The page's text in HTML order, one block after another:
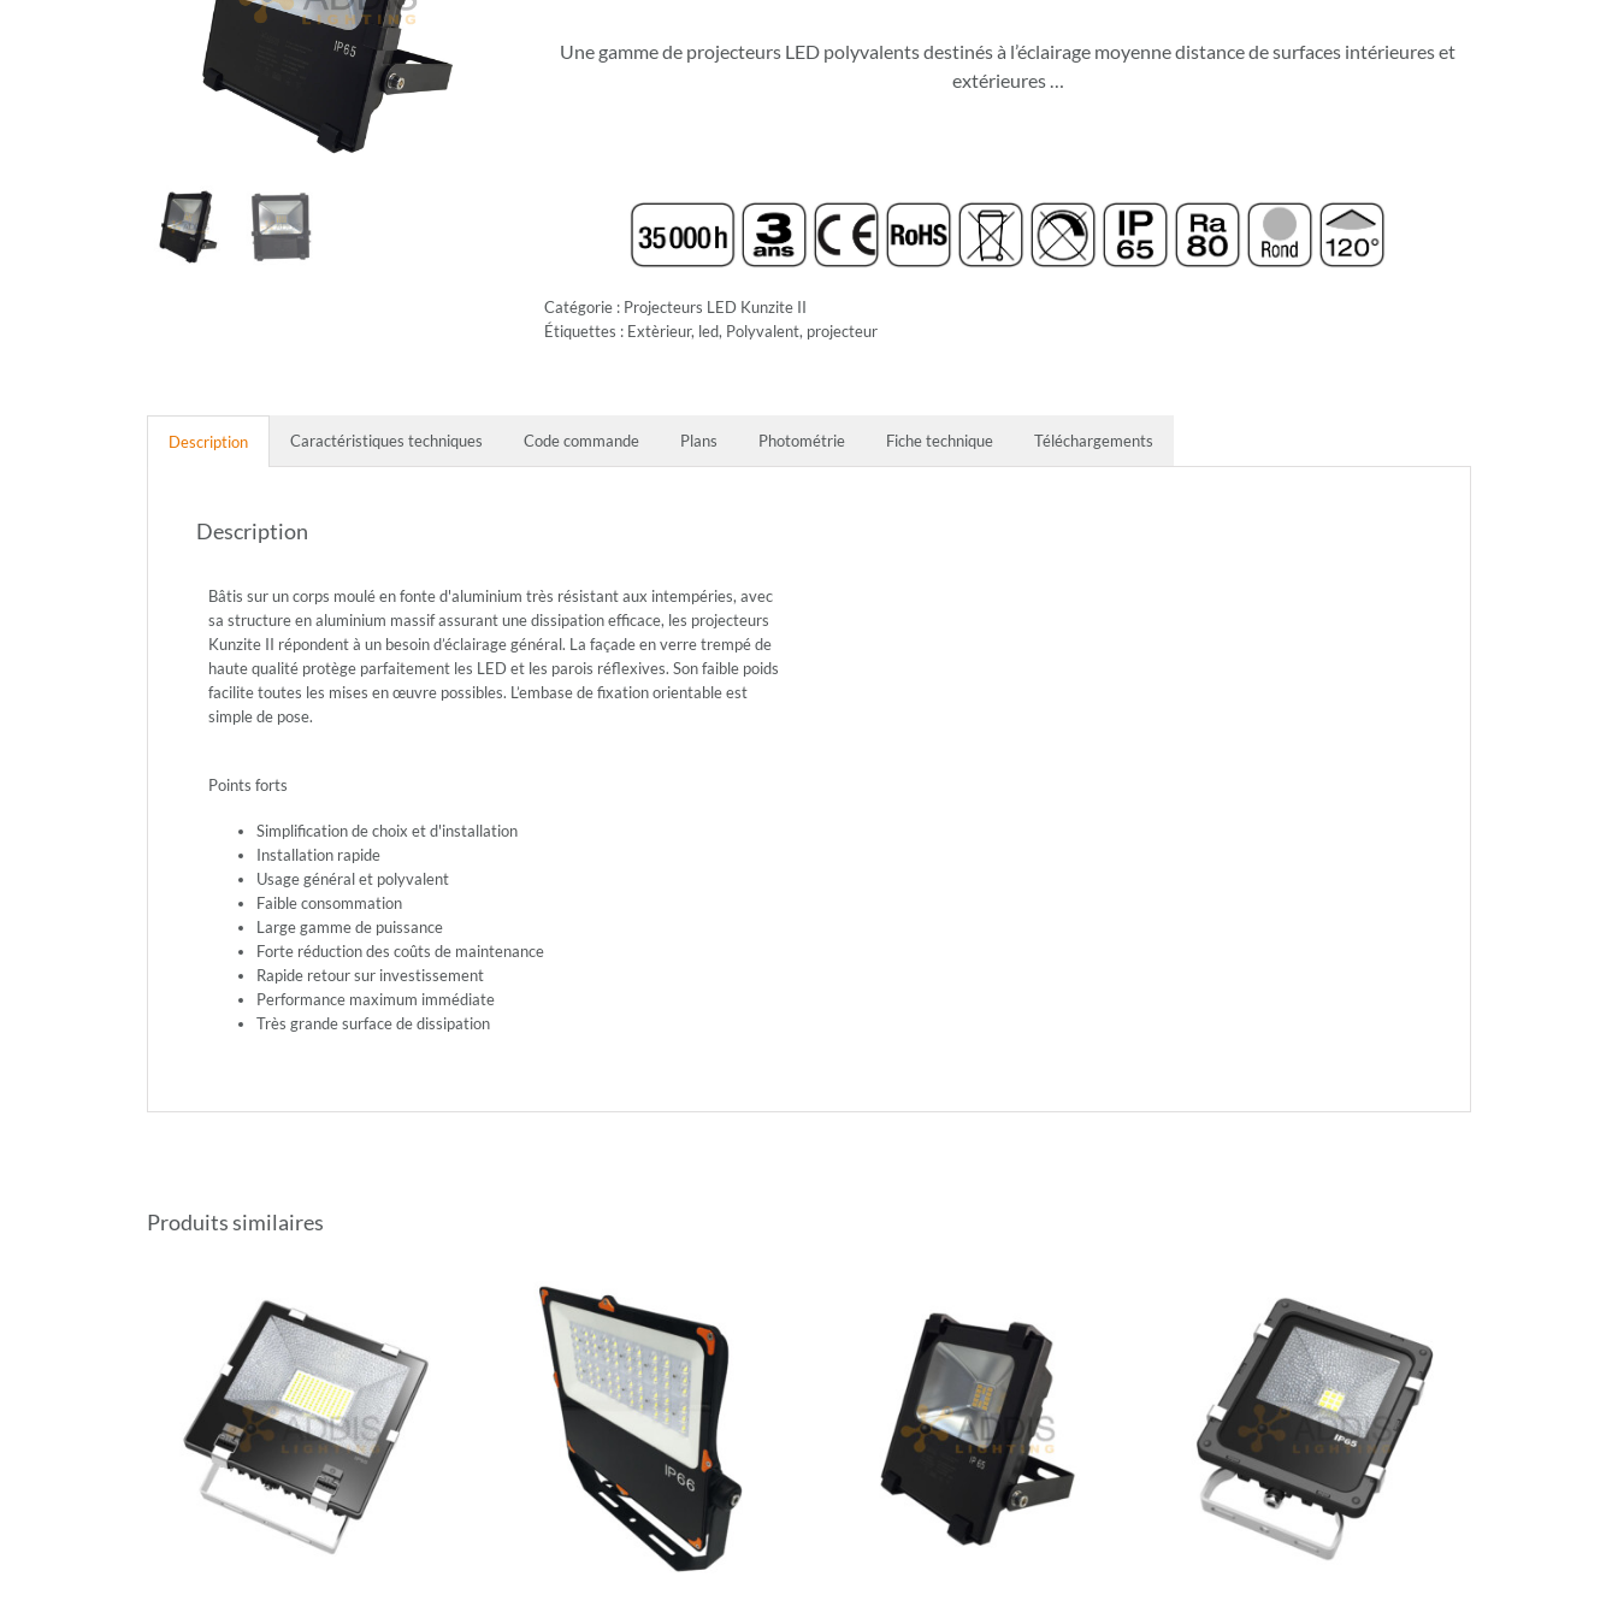
Une gamme de projecteurs LED polyvalents destinés à l’éclairage moyenne distance de surfaces intérieures et
extérieures …
Catégorie : Projecteurs LED Kunzite II
Étiquettes : Extèrieur, led, Polyvalent, projecteur
Description Caractéristiques techniques Code commande Plans Photométrie Fiche technique Téléchargements
Description
Bâtis sur un corps moulé en fonte d'aluminium très résistant aux intempéries, avec
sa structure en aluminium massif assurant une dissipation efficace, les projecteurs
Kunzite II répondent à un besoin d’éclairage général. La façade en verre trempé de
haute qualité protège parfaitement les LED et les parois réflexives. Son faible poids
facilite toutes les mises en œuvre possibles. L’embase de fixation orientable est
simple de pose.
Points forts
Simplification de choix et d'installation
Installation rapide
Usage général et polyvalent
Faible consommation
Large gamme de puissance
Forte réduction des coûts de maintenance
Rapide retour sur investissement
Performance maximum immédiate
Très grande surface de dissipation
Produits similaires
DÉTAILS DÉTAILS DÉTAILS